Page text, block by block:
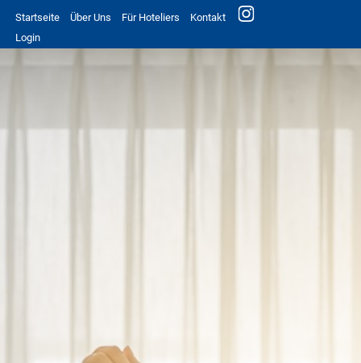
Startseite Über Uns Für Hoteliers
Kontakt
Login